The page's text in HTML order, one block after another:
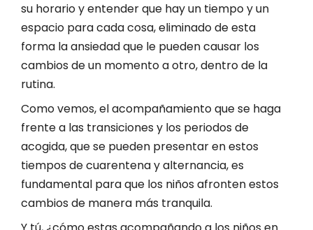
su horario y entender que hay un tiempo y un
espacio para cada cosa, eliminado de esta
forma la ansiedad que le pueden causar los
cambios de un momento a otro, dentro de la
rutina.
Como vemos, el acompañamiento que se haga
frente a las transiciones y los periodos de
acogida, que se pueden presentar en estos
tiempos de cuarentena y alternancia, es
fundamental para que los niños afronten estos
cambios de manera más tranquila.